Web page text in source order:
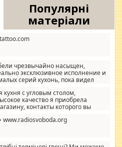
Популярні
матеріали
чрезвычайно насыщен,
эксклюзивное исполнение и
серий кухонь, пока видел
креативненько и что главное -
наворотов удорожающих
кухня с угловым столом,
качество я приобрела
контакты которого вы
www.radiosvoboda.org